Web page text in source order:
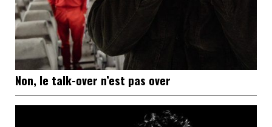
Non, le talk-over n’est pas over